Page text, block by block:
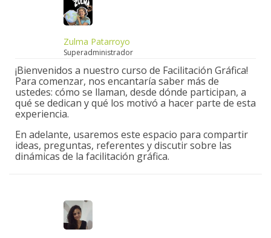
Zulma Patarroyo
Superadministrador
¡Bienvenidos a nuestro curso de Facilitación Gráfica!
Para comenzar, nos encantaría saber más de
ustedes: cómo se llaman, desde dónde participan, a
qué se dedican y qué los motivó a hacer parte de esta
experiencia.
En adelante, usaremos este espacio para compartir
ideas, preguntas, referentes y discutir sobre las
dinámicas de la facilitación gráfica.